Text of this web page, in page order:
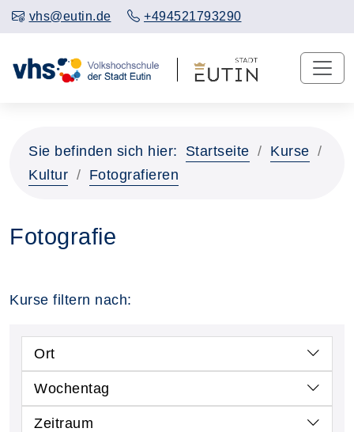
vhs@eutin.de +494521793290
Sie befinden sich hier: Startseite
Kurse
Kultur
Fotografieren
Fotografie
Kurse filtern nach:
Ort
Wochentag
Zeitraum